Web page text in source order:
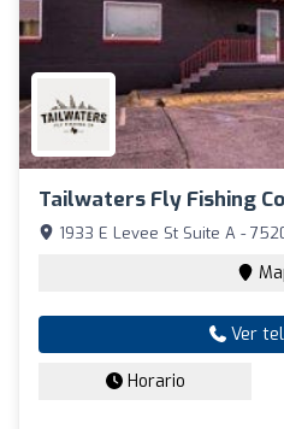
Tailwaters Fly Fishing
1933 E Levee St Suite A -
Ver
Horario